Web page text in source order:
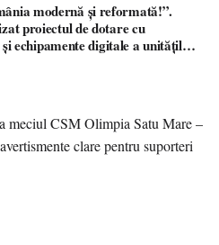
modernă și reformată!”.
proiectul de dotare cu
echipamente digitale a unităților